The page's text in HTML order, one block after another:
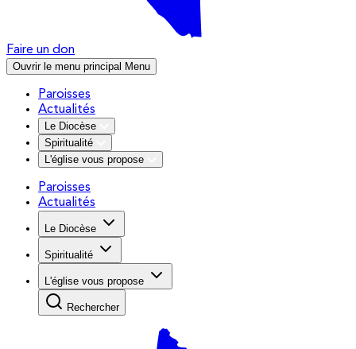
Faire un don
Ouvrir le menu principal Menu
Paroisses
Actualités
Le Diocèse
Spiritualité
L'église vous propose
Paroisses
Actualités
Le Diocèse
Spiritualité
L'église vous propose
Rechercher